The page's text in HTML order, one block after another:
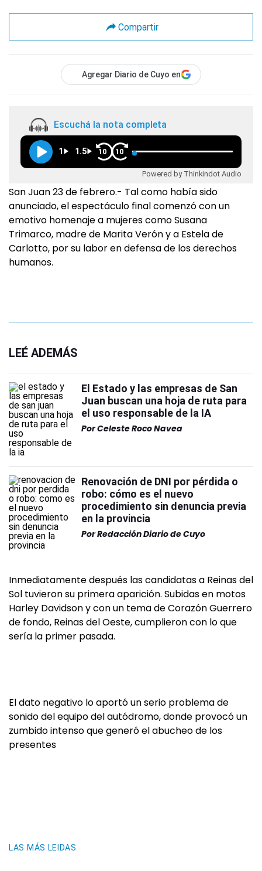
Compartir
Agregar Diario de Cuyo en
Escuchá la nota completa
1 1.5 10 10
Powered by Thinkindot Audio
San Juan 23 de febrero.- Tal como había sido
anunciado, el espectáculo final comenzó con un
emotivo homenaje a mujeres como Susana
Trimarco, madre de Marita Verón y a Estela de
Carlotto, por su labor en defensa de los derechos
humanos.
LEÉ ADEMÁS
El Estado y las empresas de San
Juan buscan una hoja de ruta para
el uso responsable de la IA
PorCeleste Roco Navea
Renovación de DNI por pérdida o
robo: cómo es el nuevo
procedimiento sin denuncia previa
en la provincia
PorRedacción Diario de Cuyo
Inmediatamente después las candidatas a Reinas del
Sol tuvieron su primera aparición. Subidas en motos
Harley Davidson y con un tema de Corazón Guerrero
de fondo, Reinas del Oeste, cumplieron con lo que
sería la primer pasada.
El dato negativo lo aportó un serio problema de
sonido del equipo del autódromo, donde provocó un
zumbido intenso que generó el abucheo de los
presentes
LAS MÁS LEIDAS